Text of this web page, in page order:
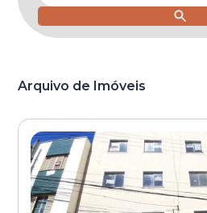
Arquivo de Imóveis